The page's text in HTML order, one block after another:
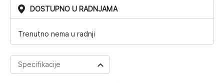
DOSTUPNO U RADNJAMA
Trenutno nema u radnji
Specifikacije